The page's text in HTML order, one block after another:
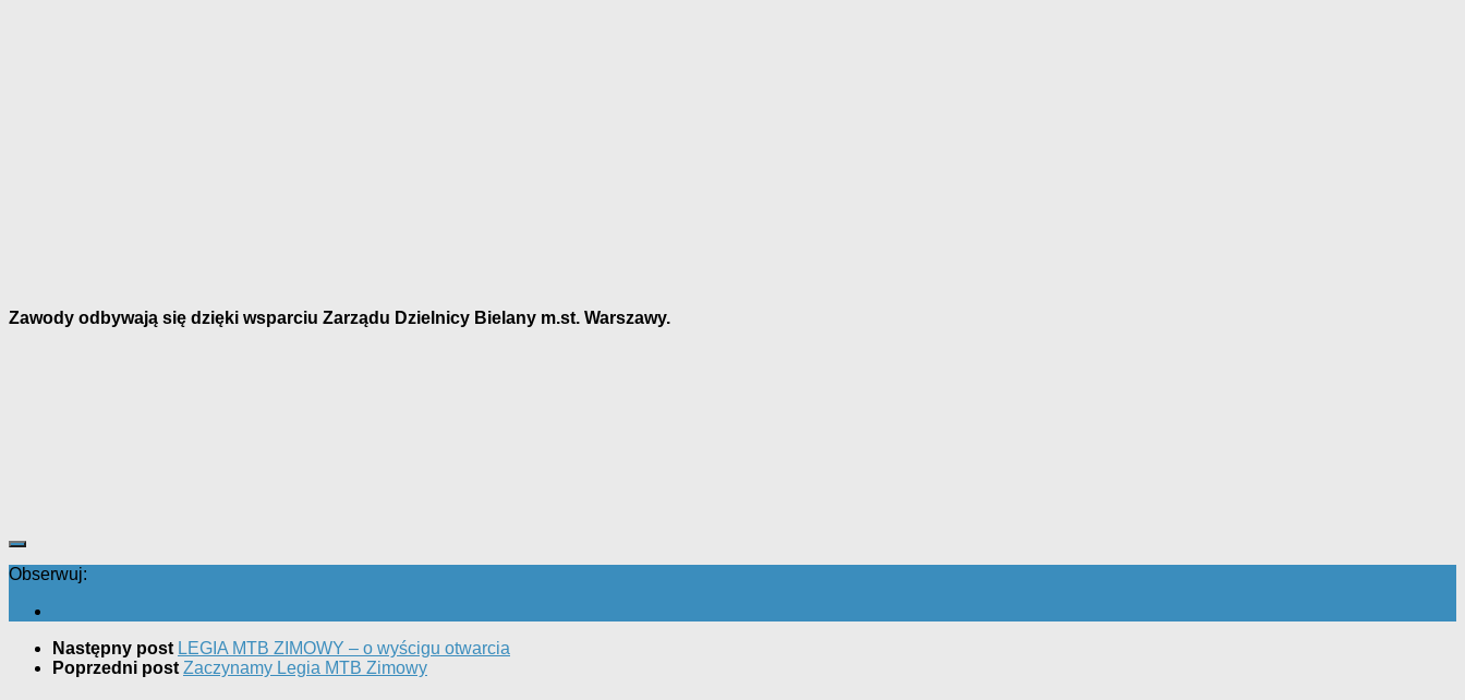
Zawody odbywają się dzięki wsparciu Zarządu Dzielnicy Bielany m.st. Warszawy.
Obserwuj:
Następny post LEGIA MTB ZIMOWY – o wyścigu otwarcia
Poprzedni post Zaczynamy Legia MTB Zimowy